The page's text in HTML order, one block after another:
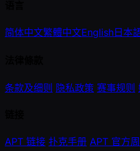
简体中文繁體中文English日本
条款及细则 隐私政策 赛事规则
APT 链接 扑克手册 APT 官方